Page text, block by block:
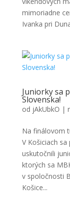
mimoriadne
Ivanka pri
Juniorky sa
Slovenska!
od jAkUbkO |
Na finálovom
V Košiciach
uskutočnili
ktorých sa
v spoločnosti
Košice...